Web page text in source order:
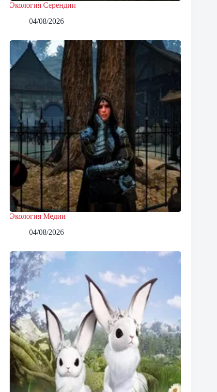
Экология Серендии
04/08/2026
Экология Медии
04/08/2026